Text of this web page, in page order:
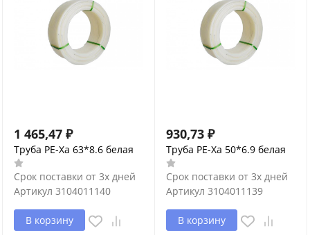
1 465,47 ₽
Труба PE-Xa 63*8.6 белая
Срок поставки от 3х дней
Артикул 3104011140
В корзину
930,73 ₽
Труба PE-Xa 50*6.9 белая
Срок поставки от 3х дней
Артикул 3104011139
В корзину